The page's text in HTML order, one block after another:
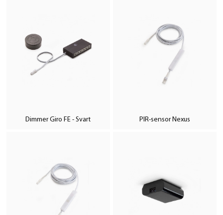
Dimmer Giro FE - Svart PIR-sensor Nexus